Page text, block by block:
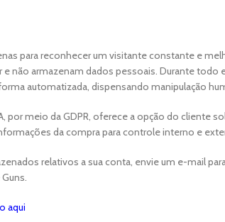
para reconhecer um visitante constante e
não armazenam dados pessoais. Durante
automatizada, dispensando manipulação
por meio da GDPR, oferece a opção do cliente
da compra para controle interno e
relativos a sua conta, envie um e-mail
aqui